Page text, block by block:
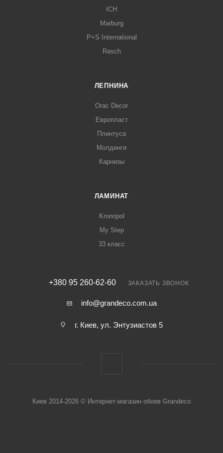
ICH
Marburg
P+S International
Rasch
ЛЕПНИНА
Orac Decor
Европласт
Плинтуса
Молдинги
Карнизы
ЛАМИНАТ
Kronopol
My Step
33 класс
+380 95 260-62-60 ЗАКАЗАТЬ ЗВОНОК
info@grandeco.com.ua
г. Киев, ул. Энтузиастов 5
Киев 2014-2026 © Интернет-магазин обоев Grandeco